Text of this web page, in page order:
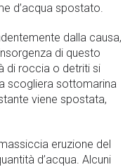
d’acqua spostato.
dalla causa,
di questo
di roccia o detriti si
scogliera sottomarina
viene spostata,
eruzione del
d’acqua. Alcuni